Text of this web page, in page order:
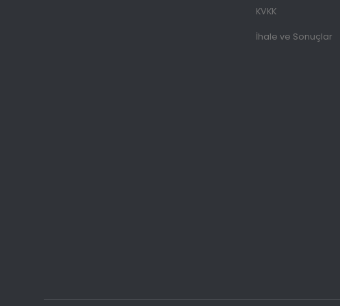
KVKK
İhale ve Sonuçlar